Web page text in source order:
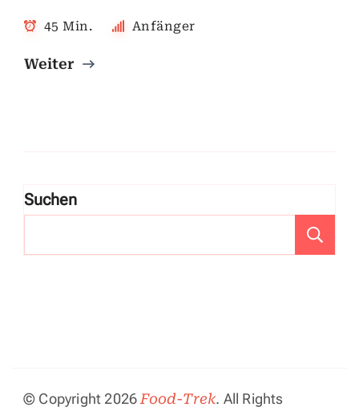
45 Min. Anfänger
Weiter
Suchen
© Copyright 2026 Food-Trek. All Rights